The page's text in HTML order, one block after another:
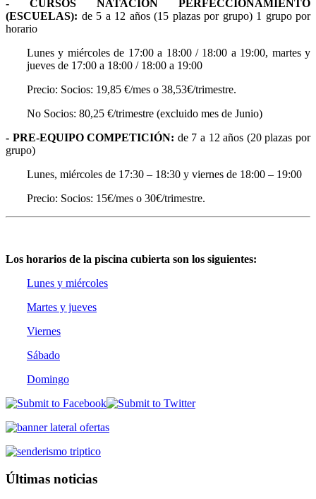
- CURSOS NATACIÓN PERFECCIONAMIENTO
(ESCUELAS): de 5 a 12 años (15 plazas por grupo) 1 grupo por
horario
Lunes y miércoles de 17:00 a 18:00 / 18:00 a 19:00, martes y
jueves de 17:00 a 18:00 / 18:00 a 19:00
Precio: Socios: 19,85 €/mes o 38,53€/trimestre.
No Socios: 80,25 €/trimestre (excluido mes de Junio)
- PRE-EQUIPO COMPETICIÓN: de 7 a 12 años (20 plazas por
grupo)
Lunes, miércoles de 17:30 – 18:30 y viernes de 18:00 – 19:00
Precio: Socios: 15€/mes o 30€/trimestre.
Los horarios de la piscina cubierta son los siguientes:
Lunes y miércoles
Martes y jueves
Viernes
Sábado
Domingo
Últimas noticias